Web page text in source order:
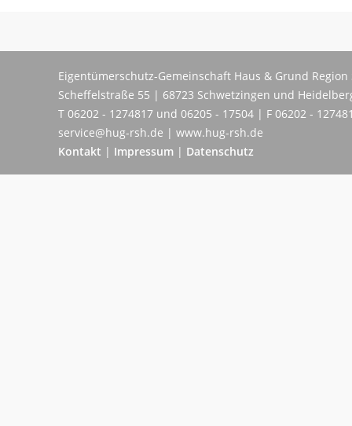
Eigentümerschutz-Gemeinschaft Haus & Grund
Scheffelstraße 55 | 68723 Schwetzingen und
T 06202 - 1274817 und 06205 - 17504 | F 06202 -
service@hug-rsh.de | www.hug-rsh.de
Kontakt | Impressum | Datenschutz